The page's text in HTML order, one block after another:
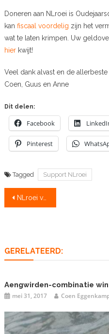
Doneren aan NLroei is
kan fiscaal voordelig zijn het
wat te laten krimpen. Uw
hierkwijt!
Veel dank alvast en de
Coen, Guus en Anne
Dit delen:
Facebook
Pinterest
Tagged Support NLroei
Bericht
NLroei verkiezingen: coach van 2018: Thomas Notermans, Jan Klerks of Diederik Simon
GERELATEERD:
Aengwirden-combinatie
mei 31, 2017 Coen